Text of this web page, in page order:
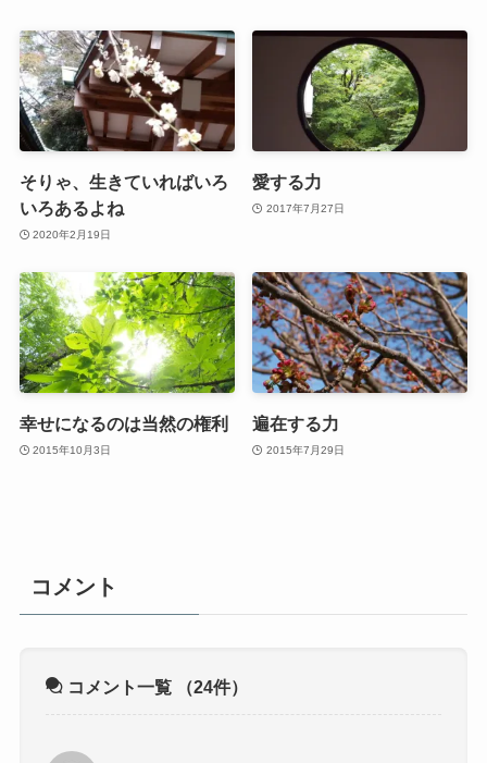
そりゃ、生きていればいろ
いろあるよね
2020年2月19日
愛する力
2017年7月27日
幸せになるのは当然の権利
2015年10月3日
遍在する力
2015年7月29日
コメント
コメント一覧 （24件）